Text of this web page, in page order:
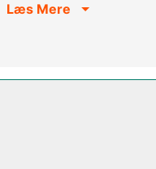
komme på nettet, og
desuden picnicområde,
Dette hotel tilbyder
Læs Mere